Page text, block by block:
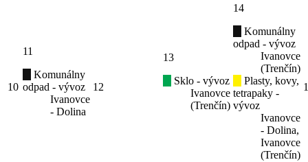
10
11
Komunálny
odpad - vývoz
Ivanovce
- Dolina
12
13
Sklo - vývoz
Ivanovce
(Trenčín)
14
Komunálny
odpad - vývoz
Ivanovce
(Trenčín)
Plasty, kovy,
tetrapaky -
vývoz
Ivanovce
- Dolina,
Ivanovce
(Trenčín)